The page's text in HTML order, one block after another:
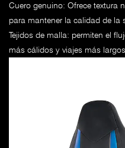
Cuero genuino: Ofrece textura
para mantener la calidad de la
Tejidos de malla: permiten el
más cálidos y viajes más largos.